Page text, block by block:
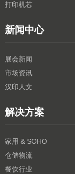
打印机芯
新闻中心
展会新闻
市场资讯
汉印人文
解决方案
家用 & SOHO
仓储物流
餐饮行业